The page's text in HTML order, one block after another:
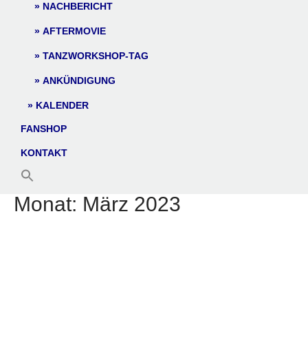
NACHBERICHT
AFTERMOVIE
TANZWORKSHOP-TAG
ANKÜNDIGUNG
KALENDER
FANSHOP
KONTAKT
Monat: März 2023